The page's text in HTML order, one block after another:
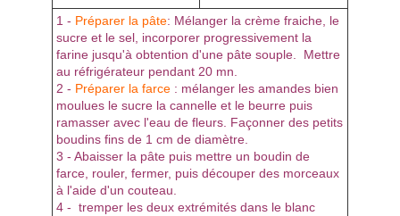
1 - Préparer la pâte: Mélanger la crème fraiche, le
sucre et le sel, incorporer progressivement la
farine jusqu'à obtention d'une pâte souple. Mettre
au réfrigérateur pendant 20 mn.
2 - Préparer la farce : mélanger les amandes bien
moulues le sucre la cannelle et le beurre puis
ramasser avec l'eau de fleurs. Façonner des petits
boudins fins de 1 cm de diamètre.
3 - Abaisser la pâte puis mettre un boudin de
farce, rouler, fermer, puis découper des morceaux
à l'aide d'un couteau.
4 - tremper les deux extrémités dans le blanc